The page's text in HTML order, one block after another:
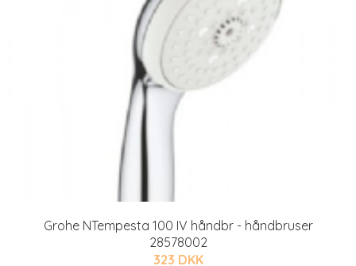
Grohe NTempesta 100 IV håndbr - håndbruser
28578002
323 DKK